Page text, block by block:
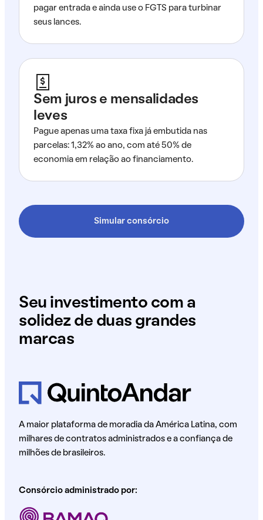
pagar entrada e ainda use o FGTS para turbinar
seus lances.
Sem juros e mensalidades
leves
Pague apenas uma taxa fixa já embutida nas
parcelas: 1,32% ao ano, com até 50% de
economia em relação ao financiamento.
Simular consórcio
Seu investimento com a
solidez de duas grandes
marcas
A maior plataforma de moradia da América Latina, com
milhares de contratos administrados e a confiança de
milhões de brasileiros.
Consórcio administrado por: